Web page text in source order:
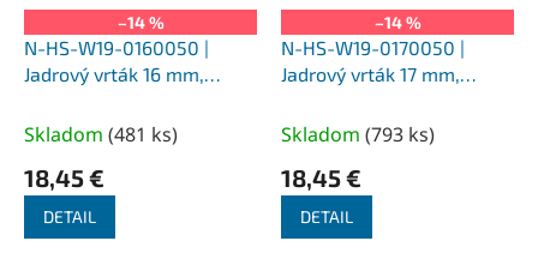
–14 %
N-HS-W19-0160050 |
Jadrový vrták 16 mm,
upnutie Weldon 19
Skladom (481 ks)
18,45 €
DETAIL
–14 %
N-HS-W19-0170050 |
Jadrový vrták 17 mm,
upnutie Weldon 19
Skladom (793 ks)
18,45 €
DETAIL